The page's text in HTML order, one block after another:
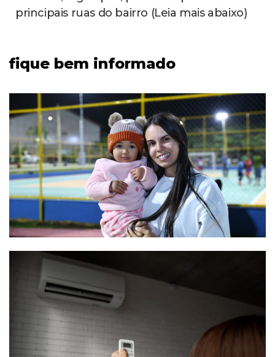
1 noticias
Prefeitura divulga
interdições de trânsito
durante 2º Tour São
Francisco
noticias